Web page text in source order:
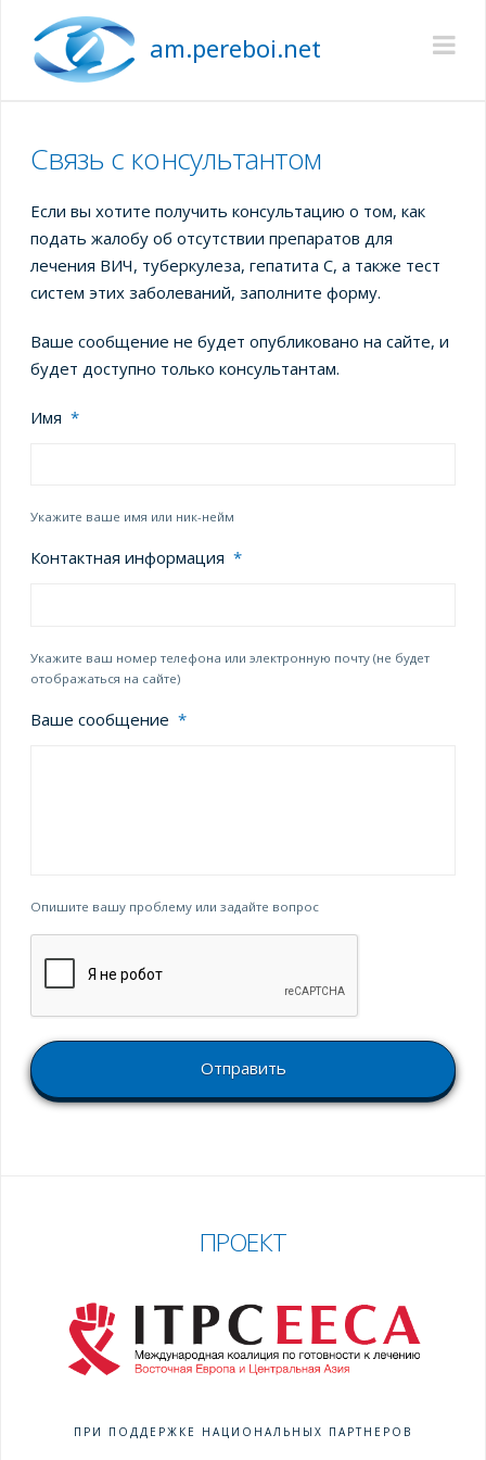
am.pereboi.net
Связь с консультантом
Если вы хотите получить консультацию о том, как
подать жалобу об отсутствии препаратов для
лечения ВИЧ, туберкулеза, гепатита С, а также тест
систем этих заболеваний, заполните форму.
Ваше сообщение не будет опубликовано на сайте, и
будет доступно только консультантам.
Имя *
Укажите ваше имя или ник-нейм
Контактная информация *
Укажите ваш номер телефона или электронную почту (не будет
отображаться на сайте)
Ваше сообщение *
Опишите вашу проблему или задайте вопрос
ПРОЕКТ
ПРИ ПОДДЕРЖКЕ НАЦИОНАЛЬНЫХ ПАРТНЕРОВ